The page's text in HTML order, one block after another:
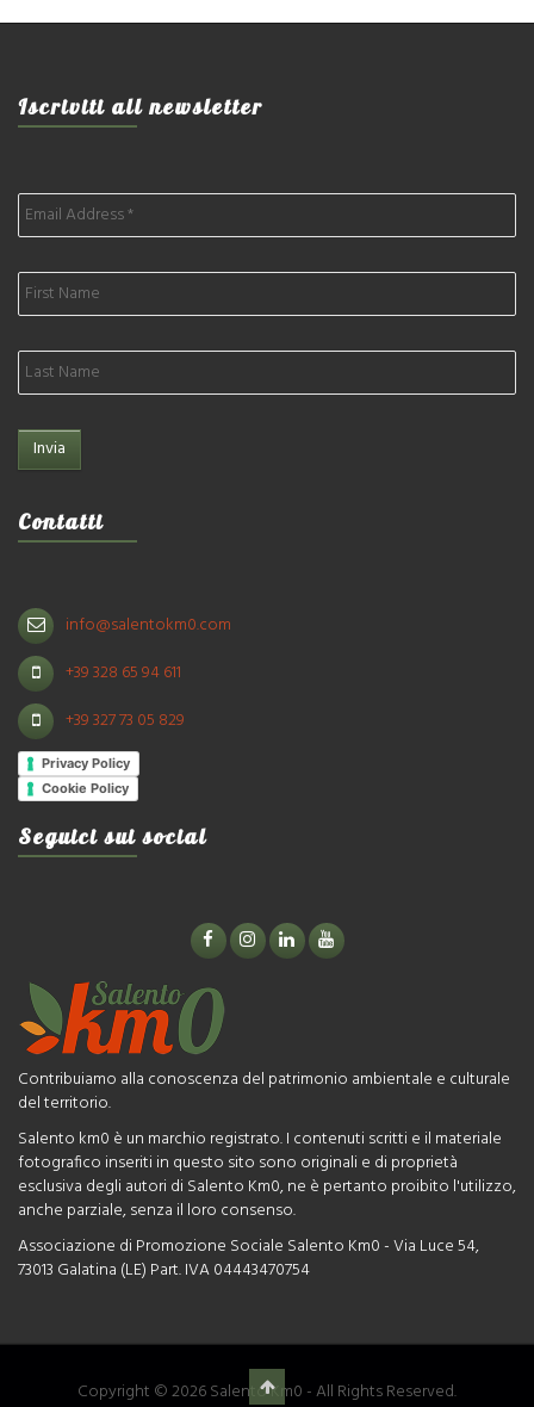
Iscriviti all newsletter
Contatti
info@salentokm0.com
+39 328 65 94 611
+39 327 73 05 829
Privacy Policy
Cookie Policy
Seguici sui social
Contribuiamo alla conoscenza del patrimonio ambientale e culturale
del territorio.
Salento km0 è un marchio registrato. I contenuti scritti e il materiale
fotografico inseriti in questo sito sono originali e di proprietà
esclusiva degli autori di Salento Km0, ne è pertanto proibito l'utilizzo,
anche parziale, senza il loro consenso.
Associazione di Promozione Sociale Salento Km0 - Via Luce 54,
73013 Galatina (LE) Part. IVA 04443470754
Copyright © 2026 Salento Km0 - All Rights Reserved.